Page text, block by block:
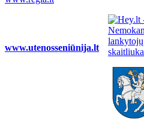
www.utenosseniūnija.lt